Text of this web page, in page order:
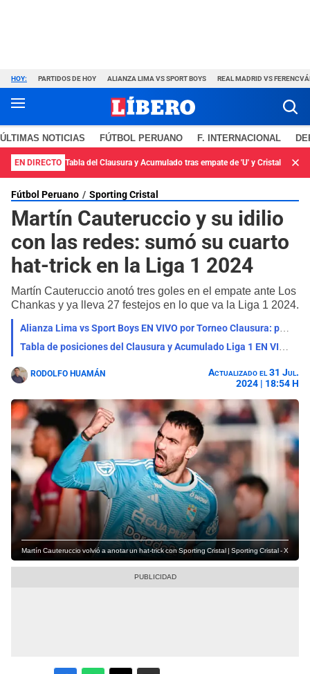
HOY: PARTIDOS DE HOY ALIANZA LIMA VS SPORT BOYS REAL MADRID VS
ÚLTIMAS NOTICIAS FÚTBOL PERUANO F. INTERNACIONAL
EN DIRECTO Tabla del Clausura y Acumulado tras empate de 'U' y Cristal
Fútbol Peruano Sporting Cristal
Martín Cauteruccio y su idilio
con las redes: sumó su cuarto
hat-trick en la Liga 1 2024
Martín Cauteruccio anotó tres goles en el empate ante Los
Chankas y ya lleva 27 festejos en lo que va la Liga 1 2024.
Alianza Lima vs Sport Boys EN VIVO por Torneo Clausura: pronóstico, horarios y dónde ver
Tabla de posiciones del Clausura y Acumulado Liga 1 EN VIVO tras resultado de Universitario y Cristal
RODOLFO HUAMÁN
Actualizado el 31 Jul.
2024 | 18:54 H
Martín Cauteruccio volvió a anotar un hat-trick con Sporting Cristal | Sporting Cristal - X